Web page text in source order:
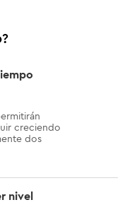
creciendo
dos
nivel